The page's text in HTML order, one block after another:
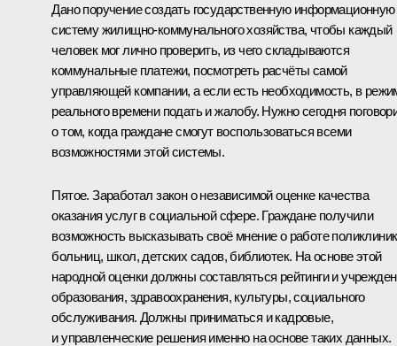
Дано поручение создать государственную информационную
систему жилищно-коммунального хозяйства, чтобы каждый
человек мог лично проверить, из чего складываются
коммунальные платежи, посмотреть расчёты самой
управляющей компании, а если есть необходимость, в
реального времени подать и жалобу. Нужно сегодня
о том, когда граждане смогут воспользоваться всеми
возможностями этой системы.
Пятое. Заработал закон о независимой оценке качества
оказания услуг в социальной сфере. Граждане получили
возможность высказывать своё мнение о работе
больниц, школ, детских садов, библиотек. На основе этой
народной оценки должны составляться рейтинги и
образования, здравоохранения, культуры, социального
обслуживания. Должны приниматься и кадровые,
и управленческие решения именно на основе таких данных.